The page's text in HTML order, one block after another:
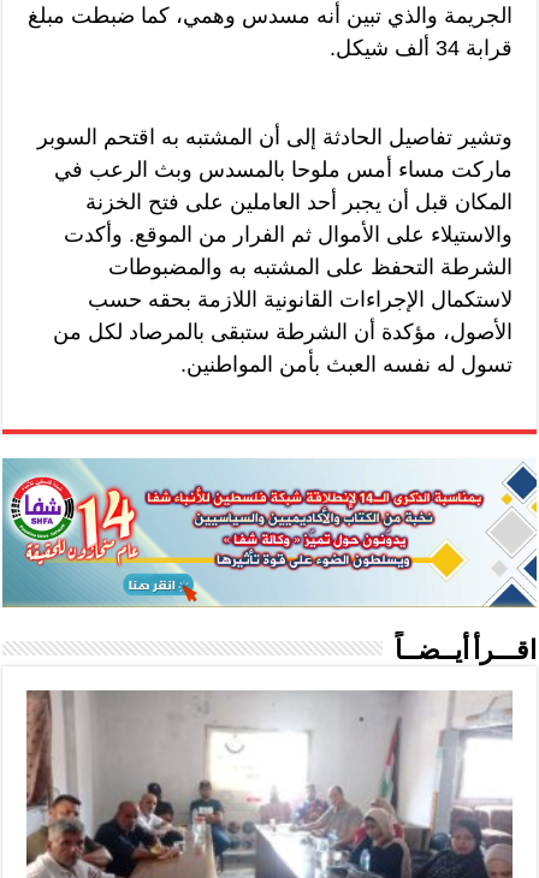
الجريمة والذي تبين أنه مسدس وهمي، كما ضبطت مبلغ
قرابة 34 ألف شيكل.
وتشير تفاصيل الحادثة إلى أن المشتبه به اقتحم السوبر
ماركت مساء أمس ملوحا بالمسدس وبث الرعب في
المكان قبل أن يجبر أحد العاملين على فتح الخزنة
والاستيلاء على الأموال ثم الفرار من الموقع. وأكدت
الشرطة التحفظ على المشتبه به والمضبوطات
لاستكمال الإجراءات القانونية اللازمة بحقه حسب
الأصول، مؤكدة أن الشرطة ستبقى بالمرصاد لكل من
تسول له نفسه العبث بأمن المواطنين.
اقـــرأ أيــضــاً